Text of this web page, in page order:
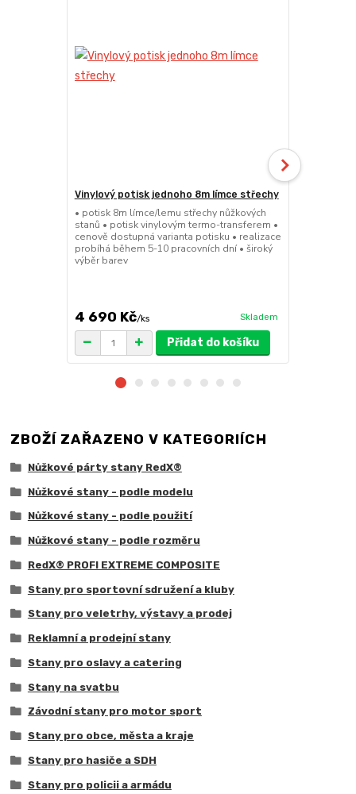
Vinylový potisk jednoho 8m límce střechy
• potisk 8m límce/lemu střechy nůžkových
stanů • potisk vinylovým termo-transferem •
cenově dostupná varianta potisku • realizace
probíhá během 5-10 pracovních dní • široký
výběr barev
4 690 Kč/ks Skladem
Přidat do košíku
ZBOŽÍ ZAŘAZENO V KATEGORIÍCH
Nůžkové párty stany RedX®
Nůžkové stany - podle modelu
Nůžkové stany - podle použití
Nůžkové stany - podle rozměru
RedX® PROFI EXTREME COMPOSITE
Stany pro sportovní sdružení a kluby
Stany pro veletrhy, výstavy a prodej
Reklamní a prodejní stany
Stany pro oslavy a catering
Stany na svatbu
Závodní stany pro motor sport
Stany pro obce, města a kraje
Stany pro hasiče a SDH
Stany pro policii a armádu